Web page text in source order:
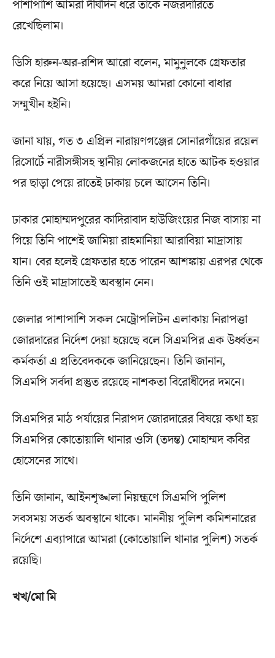
পাশাপাশি আমরা দীর্ঘদিন ধরে তাকে নজরদারিতে
রেখেছিলাম।
ডিসি হারুন-অর-রশিদ আরো বলেন, মামুনুলকে গ্রেফতার
করে নিয়ে আসা হয়েছে। এসময় আমরা কোনো বাধার
সম্মুখীন হইনি।
জানা যায়, গত ৩ এপ্রিল নারায়ণগঞ্জের সোনারগাঁয়ের রয়েল
রিসোর্টে নারীসঙ্গীসহ স্থানীয় লোকজনের হাতে আটক হওয়ার
পর ছাড়া পেয়ে রাতেই ঢাকায় চলে আসেন তিনি।
ঢাকার মোহাম্মদপুরের কাদিরাবাদ হাউজিংয়ের নিজ বাসায় না
গিয়ে তিনি পাশেই জামিয়া রাহমানিয়া আরাবিয়া মাদ্রাসায়
যান। বের হলেই গ্রেফতার হতে পারেন আশঙ্কায় এরপর থেকে
তিনি ওই মাদ্রাসাতেই অবস্থান নেন।
জেলার পাশাপাশি সকল মেট্রোপলিটন এলাকায় নিরাপত্তা
জোরদারের নির্দেশ দেয়া হয়েছে বলে সিএমপির এক উর্ধ্বতন
কর্মকর্তা এ প্রতিবেদককে জানিয়েছেন। তিনি জানান,
সিএমপি সর্বদা প্রস্তুত রয়েছে নাশকতা বিরোধীদের দমনে।
সিএমপির মাঠ পর্যায়ের নিরাপদ জোরদারের বিষয়ে কথা হয়
সিএমপির কোতোয়ালি থানার ওসি (তদন্ত) মোহাম্মদ কবির
হোসেনের সাথে।
তিনি জানান, আইনশৃঙ্খলা নিয়ন্ত্রণে সিএমপি পুলিশ
সবসময় সতর্ক অবস্থানে থাকে। মাননীয় পুলিশ কমিশনারের
নির্দেশে এব্যাপারে আমরা (কোতোয়ালি থানার পুলিশ) সতর্ক
রয়েছি।
খখ/মো মি